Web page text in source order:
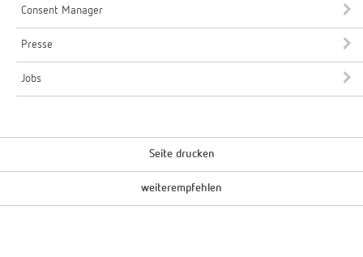
Consent Manager
Presse
Jobs
Seite drucken
weiterempfehlen